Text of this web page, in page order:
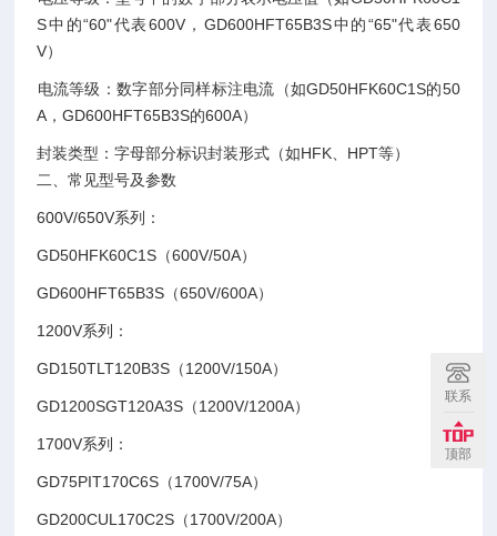
S中的“60"代表600V，GD600HFT65B3S中的“65"代表650
V）‌
‌电流等级‌：数字部分同样标注电流（如GD50HFK60C1S的50
A，GD600HFT65B3S的600A）‌
‌封装类型‌：字母部分标识封装形式（如HFK、HPT等）‌
二、常见型号及参数
600V/650V系列‌：
GD50HFK60C1S（600V/50A）
GD600HFT65B3S（650V/600A）‌
1200V系列‌：
GD150TLT120B3S（1200V/150A）
GD1200SGT120A3S（1200V/1200A）‌
‌1700V系列‌：
GD75PIT170C6S（1700V/75A）
GD200CUL170C2S（1700V/200A）‌
联系
顶部